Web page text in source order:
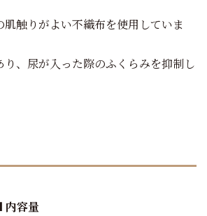
肌触りがよい不織布を使用していま
り、尿が入った際のふくらみを抑制し
内容量